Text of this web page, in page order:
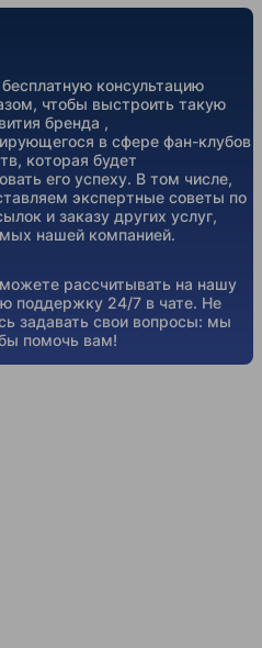
консультацию
чтобы выстроить такую
бренда ,
в сфере фан-клубов
которая будет
его успеху. В том числе,
экспертные советы по
и заказу других услуг,
нашей компанией.
рассчитывать на нашу
поддержку 24/7 в чате. Не
задавать свои вопросы: мы
помочь вам!